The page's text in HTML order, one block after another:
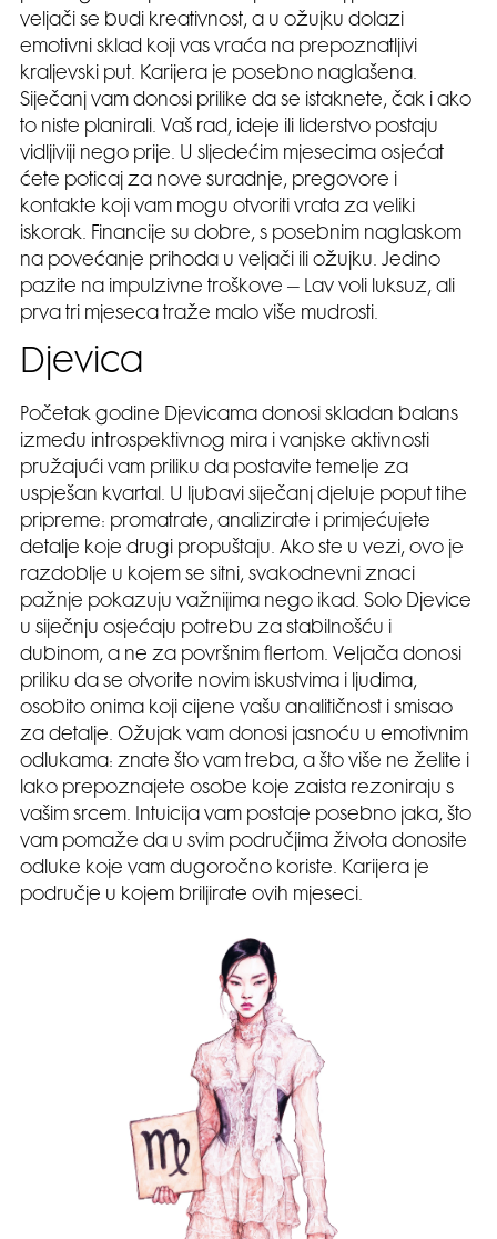
veljači se budi kreativnost, a u ožujku dolazi
emotivni sklad koji vas vraća na prepoznatljivi
kraljevski put. Karijera je posebno naglašena.
Siječanj vam donosi prilike da se istaknete, čak i ako
to niste planirali. Vaš rad, ideje ili liderstvo postaju
vidljiviji nego prije. U sljedećim mjesecima osjećat
ćete poticaj za nove suradnje, pregovore i
kontakte koji vam mogu otvoriti vrata za veliki
iskorak. Financije su dobre, s posebnim naglaskom
na povećanje prihoda u veljači ili ožujku. Jedino
pazite na impulzivne troškove – Lav voli luksuz, ali
prva tri mjeseca traže malo više mudrosti.
Djevica
Početak godine Djevicama donosi skladan balans
između introspektivnog mira i vanjske aktivnosti
pružajući vam priliku da postavite temelje za
uspješan kvartal. U ljubavi siječanj djeluje poput tihe
pripreme: promatrate, analizirate i primjećujete
detalje koje drugi propuštaju. Ako ste u vezi, ovo je
razdoblje u kojem se sitni, svakodnevni znaci
pažnje pokazuju važnijima nego ikad. Solo Djevice
u siječnju osjećaju potrebu za stabilnošću i
dubinom, a ne za površnim flertom. Veljača donosi
priliku da se otvorite novim iskustvima i ljudima,
osobito onima koji cijene vašu analitičnost i smisao
za detalje. Ožujak vam donosi jasnoću u emotivnim
odlukama: znate što vam treba, a što više ne želite i
lako prepoznajete osobe koje zaista rezoniraju s
vašim srcem. Intuicija vam postaje posebno jaka, što
vam pomaže da u svim područjima života donosite
odluke koje vam dugoročno koriste. Karijera je
područje u kojem briljirate ovih mjeseci.